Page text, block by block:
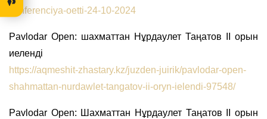
konferenciya-oetti-24-10-2024
Pavlodar Open: шахматтан Нұрдаулет Таңатов ІІ орын
иеленді
https://aqmeshit-zhastary.kz/juzden-juirik/pavlodar-open-
shahmattan-nurdawlet-tangatov-ii-oryn-ielendi-97548/
Pavlodar Open: Шахматтан Нұрдаулет Таңатов ІІ орын